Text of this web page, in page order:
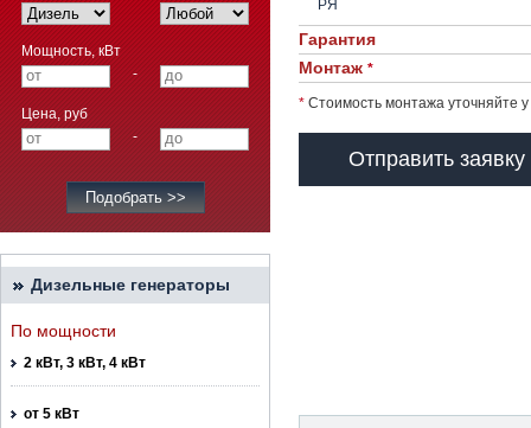
Мощность, кВт
-
Цена, руб
-
Дизельные генераторы
По мощности
2 кВт, 3 кВт, 4 кВт
от 5 кВт
Гарантия
Монтаж *
* Стоимость монтажа уточняйте
Отправить